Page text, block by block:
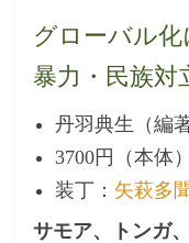
グローバル
暴力・民族対
丹羽典生（編
3700円（本体
装丁： 矢萩多
サモア、トンガ